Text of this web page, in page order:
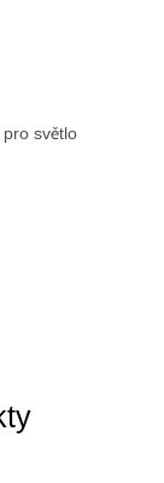
světlo